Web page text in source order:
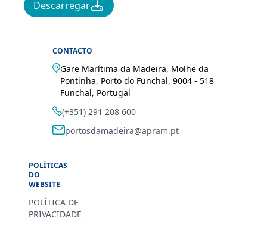
Descarregar
CONTACTO
Gare Marítima da Madeira, Molhe da
Pontinha, Porto do Funchal, 9004 - 518
Funchal, Portugal
(+351) 291 208 600
portosdamadeira@apram.pt
POLÍTICAS
DO
WEBSITE
POLÍTICA DE
PRIVACIDADE